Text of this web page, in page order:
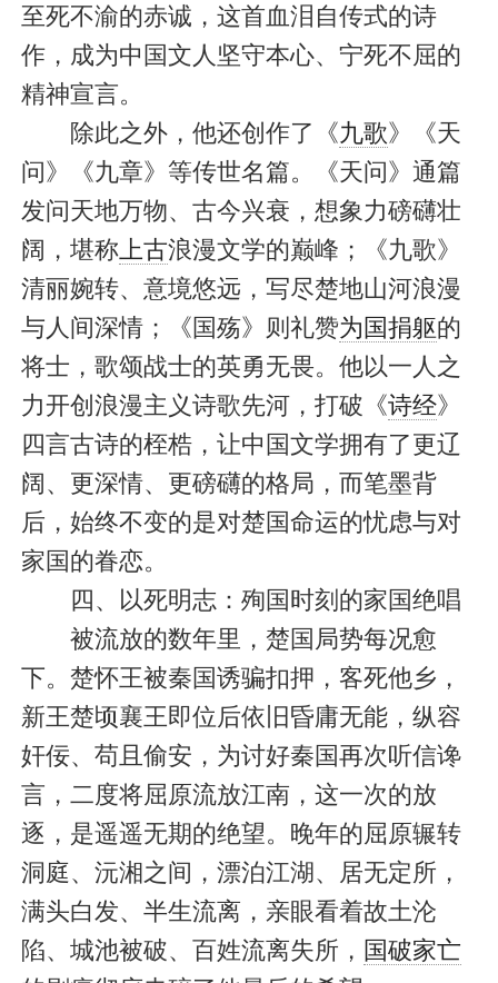
至死不渝的赤诚，这首血泪自传式的诗
作，成为中国文人坚守本心、宁死不屈的
精神宣言。
除此之外，他还创作了《九歌》《天
问》《九章》等传世名篇。《天问》通篇
发问天地万物、古今兴衰，想象力磅礴壮
阔，堪称上古浪漫文学的巅峰；《九歌》
清丽婉转、意境悠远，写尽楚地山河浪漫
与人间深情；《国殇》则礼赞为国捐躯的
将士，歌颂战士的英勇无畏。他以一人之
力开创浪漫主义诗歌先河，打破《诗经》
四言古诗的桎梏，让中国文学拥有了更辽
阔、更深情、更磅礴的格局，而笔墨背
后，始终不变的是对楚国命运的忧虑与对
家国的眷恋。
四、以死明志：殉国时刻的家国绝唱
被流放的数年里，楚国局势每况愈
下。楚怀王被秦国诱骗扣押，客死他乡，
新王楚顷襄王即位后依旧昏庸无能，纵容
奸佞、苟且偷安，为讨好秦国再次听信谗
言，二度将屈原流放江南，这一次的放
逐，是遥遥无期的绝望。晚年的屈原辗转
洞庭、沅湘之间，漂泊江湖、居无定所，
满头白发、半生流离，亲眼看着故土沦
陷、城池被破、百姓流离失所， 国破家亡